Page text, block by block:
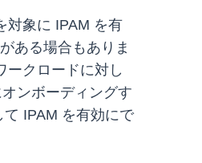
対象に IPAM を有
ある場合もありま
ークロードに対し
ンボーディングす
IPAM を有効にで